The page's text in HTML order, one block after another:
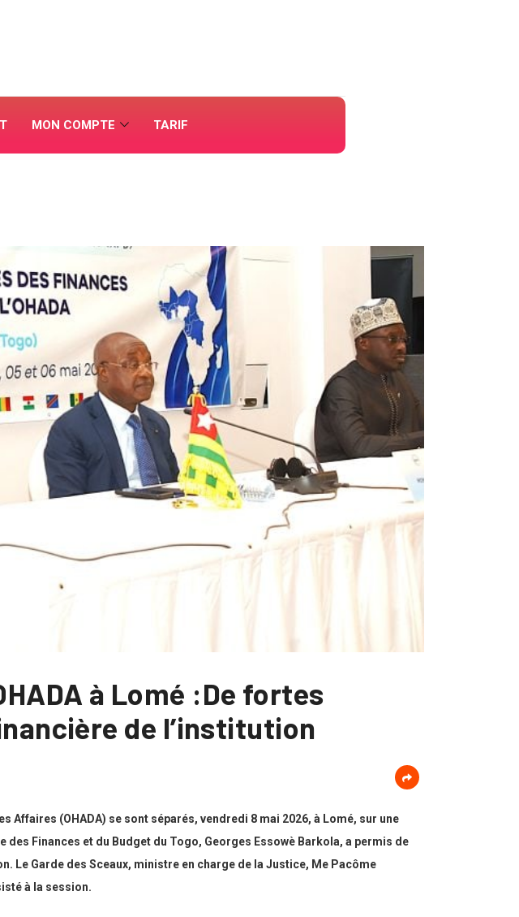
MON COMPTE TARIF
à Lomé :De fortes
de l’institution
(OHADA) se sont séparés, vendredi 8 mai 2026, à Lomé, sur une
Finances et du Budget du Togo, Georges Essowè Barkola, a permis de
Garde des Sceaux, ministre en charge de la Justice, Me Pacôme
à la session.